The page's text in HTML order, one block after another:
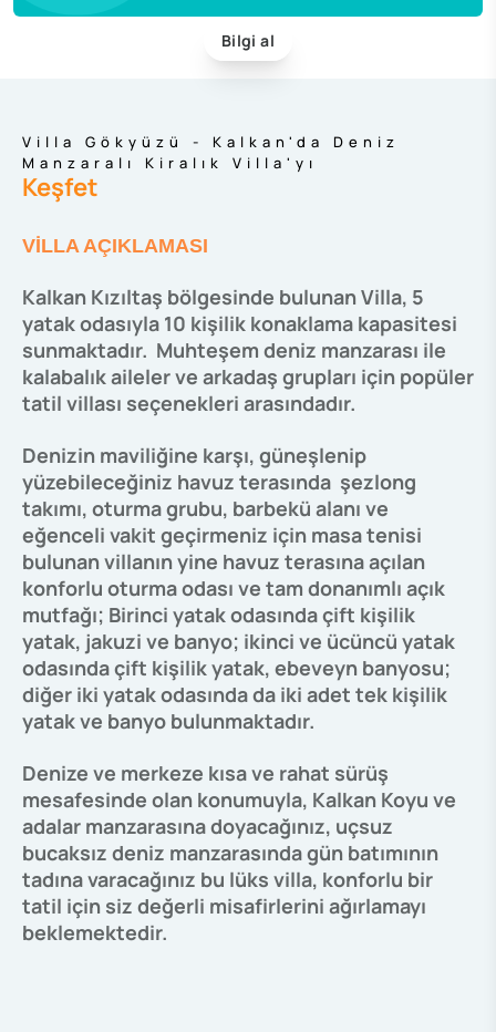
Bilgi al
Villa Gökyüzü - Kalkan'da Deniz
Manzaralı Kiralık Villa'yı
Keşfet
VİLLA AÇIKLAMASI
Kalkan Kızıltaş bölgesinde bulunan Villa, 5
yatak odasıyla 10 kişilik konaklama kapasitesi
sunmaktadır. Muhteşem deniz manzarası ile
kalabalık aileler ve arkadaş grupları için popüler
tatil villası seçenekleri arasındadır.
Denizin maviliğine karşı, güneşlenip
yüzebileceğiniz havuz terasında şezlong
takımı, oturma grubu, barbekü alanı ve
eğenceli vakit geçirmeniz için masa tenisi
bulunan villanın yine havuz terasına açılan
konforlu oturma odası ve tam donanımlı açık
mutfağı; Birinci yatak odasında çift kişilik
yatak, jakuzi ve banyo; ikinci ve ücüncü yatak
odasında çift kişilik yatak, ebeveyn banyosu;
diğer iki yatak odasında da iki adet tek kişilik
yatak ve banyo bulunmaktadır.
Denize ve merkeze kısa ve rahat sürüş
mesafesinde olan konumuyla, Kalkan Koyu ve
adalar manzarasına doyacağınız, uçsuz
bucaksız deniz manzarasında gün batımının
tadına varacağınız bu lüks villa, konforlu bir
tatil için siz değerli misafirlerini ağırlamayı
beklemektedir.